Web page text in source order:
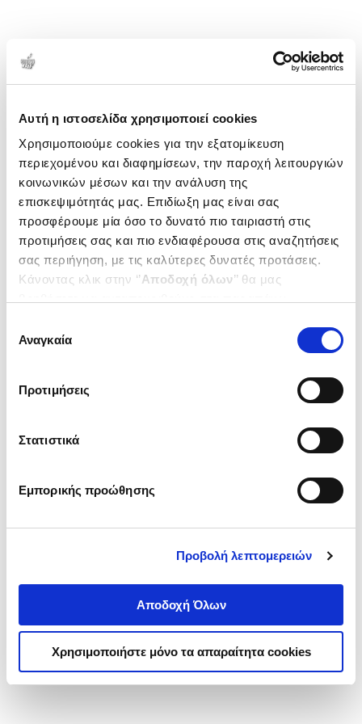
Αυτή η ιστοσελίδα χρησιμοποιεί cookies
Χρησιμοποιούμε cookies για την εξατομίκευση
περιεχομένου και διαφημίσεων, την παροχή λειτουργιών
κοινωνικών μέσων και την ανάλυση της
επισκεψιμότητάς μας. Επιδίωξη μας είναι σας
προσφέρουμε μία όσο το δυνατό πιο ταιριαστή στις
προτιμήσεις σας και πιο ενδιαφέρουσα στις αναζητήσεις
σας περιήγηση, με τις καλύτερες δυνατές προτάσεις.
Κάνοντας κλικ στην ‘’Αποδοχή όλων’’ θα μας
ενδιαφέρουν και να επιλέξετε από τα παρακάτω με την
΄΄και να ενημερωθείτε σχετικά με
συγκατάθεσης
Αναγκαία
Προτιμήσεις
Στατιστικά
Εμπορικής προώθησης
Προβολή λεπτομερειών
Αποδοχή Όλων
Χρησιμοποιήστε μόνο τα απαραίτητα cookies